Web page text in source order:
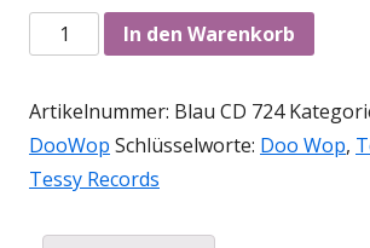
Anzahl In den Warenkorb
Artikelnummer: Blau CD 724
DooWop Schlüsselworte: Doo Wop,
Tessy Records